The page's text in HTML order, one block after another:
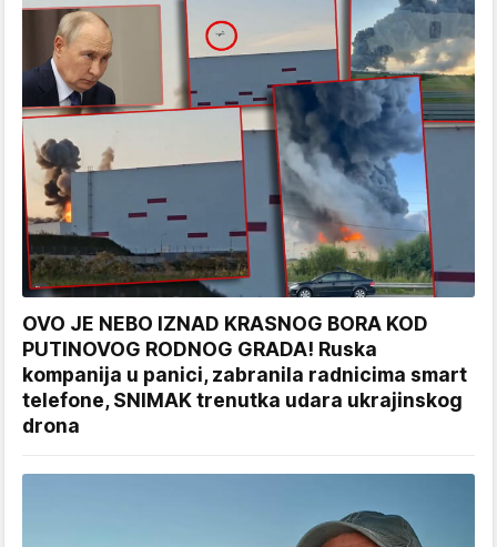
OVO JE NEBO IZNAD KRASNOG BORA KOD
PUTINOVOG RODNOG GRADA! Ruska
kompanija u panici, zabranila radnicima smart
telefone, SNIMAK trenutka udara ukrajinskog
drona